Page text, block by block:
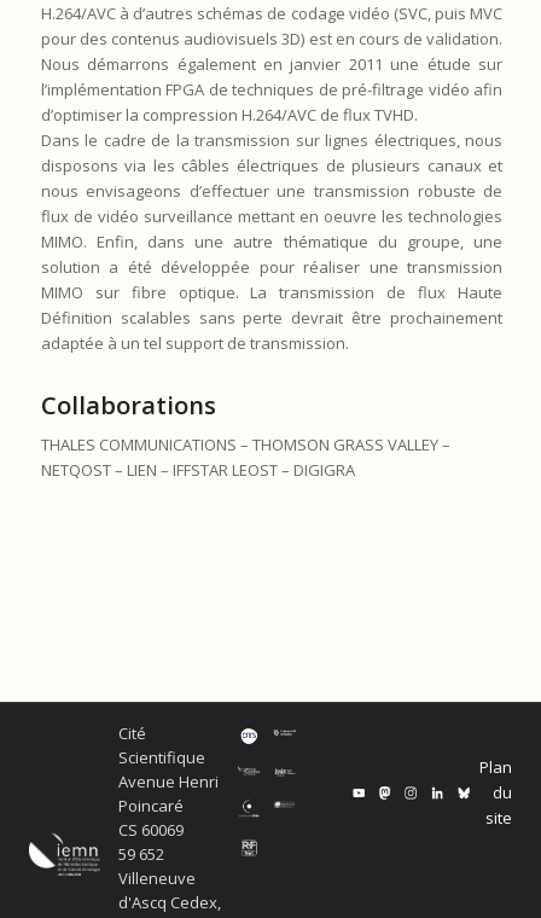
H.264/AVC à d’autres schémas de codage vidéo (SVC, puis MVC
pour des contenus audiovisuels 3D) est en cours de validation.
Nous démarrons également en janvier 2011 une étude sur
l’implémentation FPGA de techniques de pré-filtrage vidéo afin
d’optimiser la compression H.264/AVC de flux TVHD.
Dans le cadre de la transmission sur lignes électriques, nous
disposons via les câbles électriques de plusieurs canaux et
nous envisageons d’effectuer une transmission robuste de
flux de vidéo surveillance mettant en oeuvre les technologies
MIMO. Enfin, dans une autre thématique du groupe, une
solution a été développée pour réaliser une transmission
MIMO sur fibre optique. La transmission de flux Haute
Définition scalables sans perte devrait être prochainement
adaptée à un tel support de transmission.
Collaborations
THALES COMMUNICATIONS – THOMSON GRASS VALLEY –
NETQOST – LIEN – IFFSTAR LEOST – DIGIGRA
Cité
Scientifique
Avenue Henri
Poincaré
CS 60069
59 652
Villeneuve
d'Ascq Cedex,
Plan
du
site